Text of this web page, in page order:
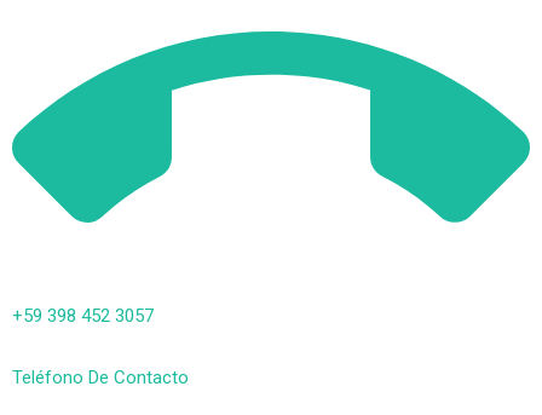
+59 398 452 3057
Teléfono De Contacto